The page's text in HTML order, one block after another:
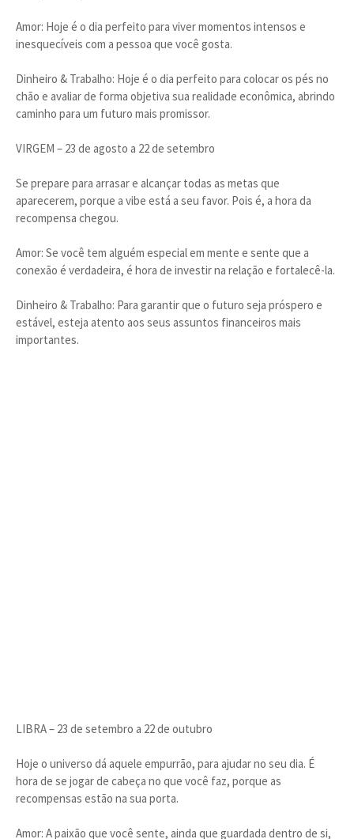
Amor: Hoje é o dia perfeito para viver momentos intensos e
inesquecíveis com a pessoa que você gosta.
Dinheiro & Trabalho: Hoje é o dia perfeito para colocar os pés no
chão e avaliar de forma objetiva sua realidade econômica, abrindo
caminho para um futuro mais promissor.
VIRGEM – 23 de agosto a 22 de setembro
Se prepare para arrasar e alcançar todas as metas que
aparecerem, porque a vibe está a seu favor. Pois é, a hora da
recompensa chegou.
Amor: Se você tem alguém especial em mente e sente que a
conexão é verdadeira, é hora de investir na relação e fortalecê-la.
Dinheiro & Trabalho: Para garantir que o futuro seja próspero e
estável, esteja atento aos seus assuntos financeiros mais
importantes.
LIBRA – 23 de setembro a 22 de outubro
Hoje o universo dá aquele empurrão, para ajudar no seu dia. É
hora de se jogar de cabeça no que você faz, porque as
recompensas estão na sua porta.
Amor: A paixão que você sente, ainda que guardada dentro de si,